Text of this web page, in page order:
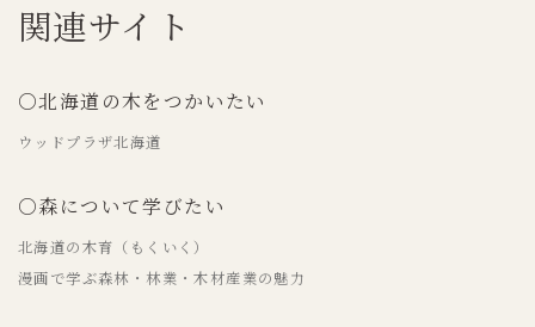
関連サイト
○北海道の木をつかいたい
ウッドプラザ北海道
○森について学びたい
北海道の木育（もくいく）
漫画で学ぶ森林・林業・木材産業の魅力